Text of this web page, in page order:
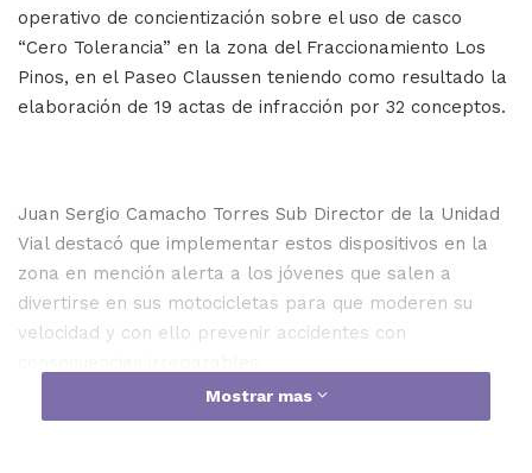
operativo de concientización sobre el uso de casco
“Cero Tolerancia” en la zona del Fraccionamiento Los
Pinos, en el Paseo Claussen teniendo como resultado la
elaboración de 19 actas de infracción por 32 conceptos.
Juan Sergio Camacho Torres Sub Director de la Unidad
Vial destacó que implementar estos dispositivos en la
zona en mención alerta a los jóvenes que salen a
divertirse en sus motocicletas para que moderen su
velocidad y con ello prevenir accidentes con
Camacho Torres dijo que en la estrategia realizada
Mostrar mas